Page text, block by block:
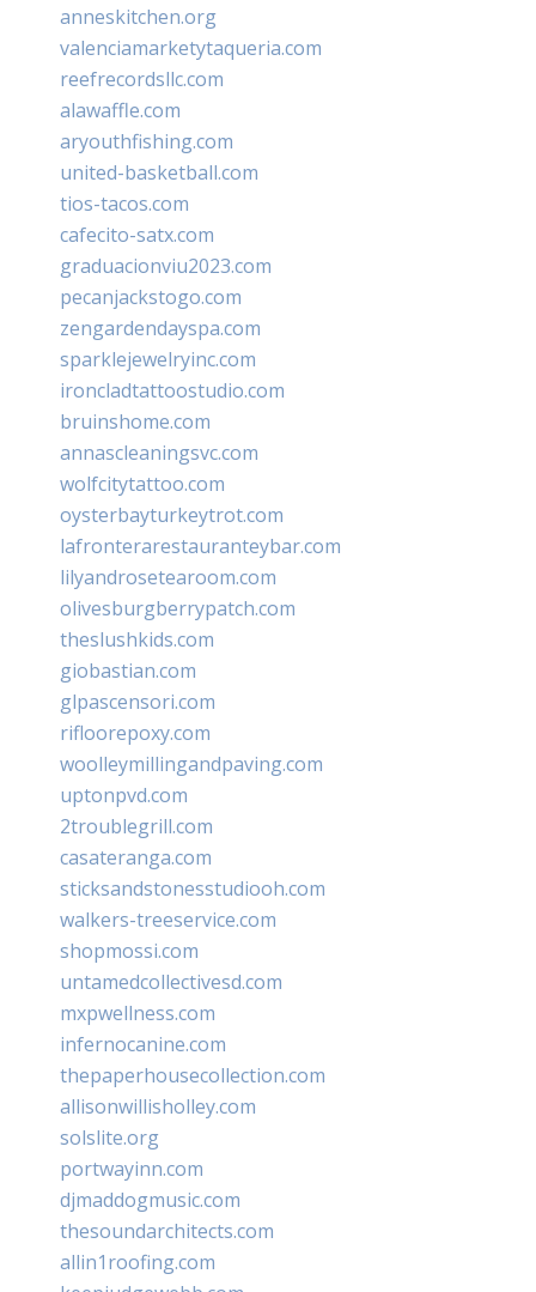
anneskitchen.org
valenciamarketytaqueria.com
reefrecordsllc.com
alawaffle.com
aryouthfishing.com
united-basketball.com
tios-tacos.com
cafecito-satx.com
graduacionviu2023.com
pecanjackstogo.com
zengardendayspa.com
sparklejewelryinc.com
ironcladtattoostudio.com
bruinshome.com
annascleaningsvc.com
wolfcitytattoo.com
oysterbayturkeytrot.com
lafronterarestauranteybar.com
lilyandrosetearoom.com
olivesburgberrypatch.com
theslushkids.com
giobastian.com
glpascensori.com
rifloorepoxy.com
woolleymillingandpaving.com
uptonpvd.com
2troublegrill.com
casateranga.com
sticksandstonesstudiooh.com
walkers-treeservice.com
shopmossi.com
untamedcollectivesd.com
mxpwellness.com
infernocanine.com
thepaperhousecollection.com
allisonwillisholley.com
solslite.org
portwayinn.com
djmaddogmusic.com
thesoundarchitects.com
allin1roofing.com